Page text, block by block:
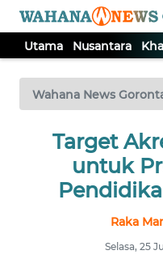
Utama Nusantara
Wahana News
Target
untuk
Raka
Selasa, 25
TV
Tutup
UTAMA
NUSANTARA